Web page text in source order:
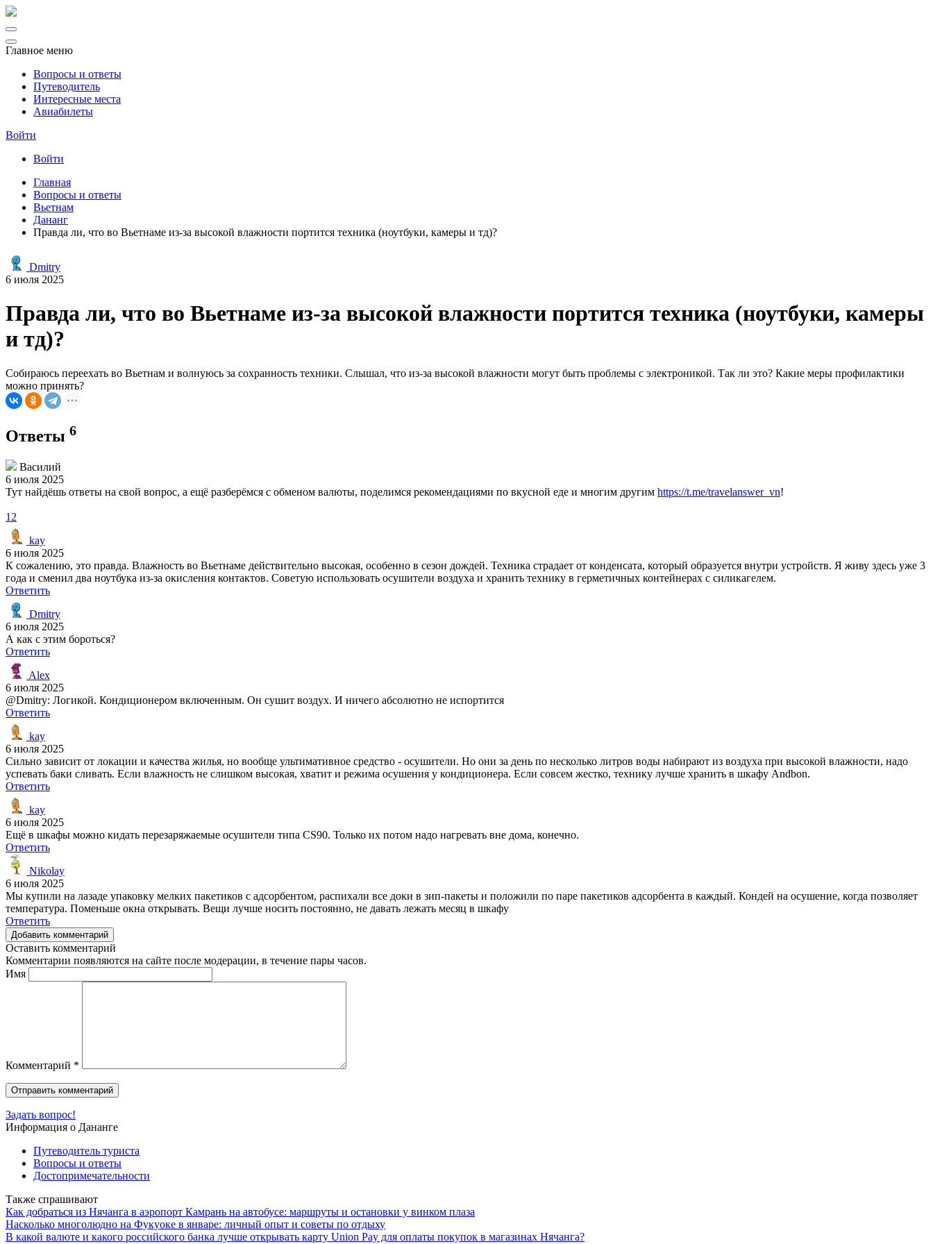
Главное меню
Вопросы и ответы
Путеводитель
Интересные места
Авиабилеты
Войти
Войти
Главная
Вопросы и ответы
Вьетнам
Дананг
Правда ли, что во Вьетнаме из-за высокой влажности портится техника (ноутбуки, камеры и тд)?
Dmitry
6 июля 2025
Правда ли, что во Вьетнаме из-за высокой влажности портится техника (ноутбуки, камеры
и тд)?
Собираюсь переехать во Вьетнам и волнуюсь за сохранность техники. Слышал, что из-за высокой влажности могут быть проблемы с электроникой. Так ли это? Какие меры профилактики
можно принять?
Ответы 6
Василий
6 июля 2025
Тут найдёшь ответы на свой вопрос, а ещё разберёмся с обменом валюты, поделимся рекомендациями по вкусной еде и многим другим https://t.me/travelanswer_vn!
12
kay
6 июля 2025
К сожалению, это правда. Влажность во Вьетнаме действительно высокая, особенно в сезон дождей. Техника страдает от конденсата, который образуется внутри устройств. Я живу здесь уже 3
года и сменил два ноутбука из-за окисления контактов. Советую использовать осушители воздуха и хранить технику в герметичных контейнерах с силикагелем.
Ответить
Dmitry
6 июля 2025
А как с этим бороться?
Ответить
Alex
6 июля 2025
@Dmitry: Логикой. Кондиционером включенным. Он сушит воздух. И ничего абсолютно не испортится
Ответить
kay
6 июля 2025
Сильно зависит от локации и качества жилья, но вообще ультимативное средство - осушители. Но они за день по несколько литров воды набирают из воздуха при высокой влажности, надо
успевать баки сливать. Если влажность не слишком высокая, хватит и режима осушения у кондиционера. Если совсем жестко, технику лучше хранить в шкафу Andbon.
Ответить
kay
6 июля 2025
Ещё в шкафы можно кидать перезаряжаемые осушители типа CS90. Только их потом надо нагревать вне дома, конечно.
Ответить
Nikolay
6 июля 2025
Мы купили на лазаде упаковку мелких пакетиков с адсорбентом, распихали все доки в зип-пакеты и положили по паре пакетиков адсорбента в каждый. Кондей на осушение, когда позволяет
температура. Поменьше окна открывать. Вещи лучше носить постоянно, не давать лежать месяц в шкафу
Ответить
Добавить комментарий
Оставить комментарий
Комментарии появляются на сайте после модерации, в течение пары часов.
Имя
Комментарий *
Задать вопрос!
Информация о Дананге
Путеводитель туриста
Вопросы и ответы
Достопримечательности
Также спрашивают
Как добраться из Нячанга в аэропорт Камрань на автобусе: маршруты и остановки у винком плаза
Насколько многолюдно на Фукуоке в январе: личный опыт и советы по отдыху
В какой валюте и какого российского банка лучше открывать карту Union Pay для оплаты покупок в магазинах Нячанга?